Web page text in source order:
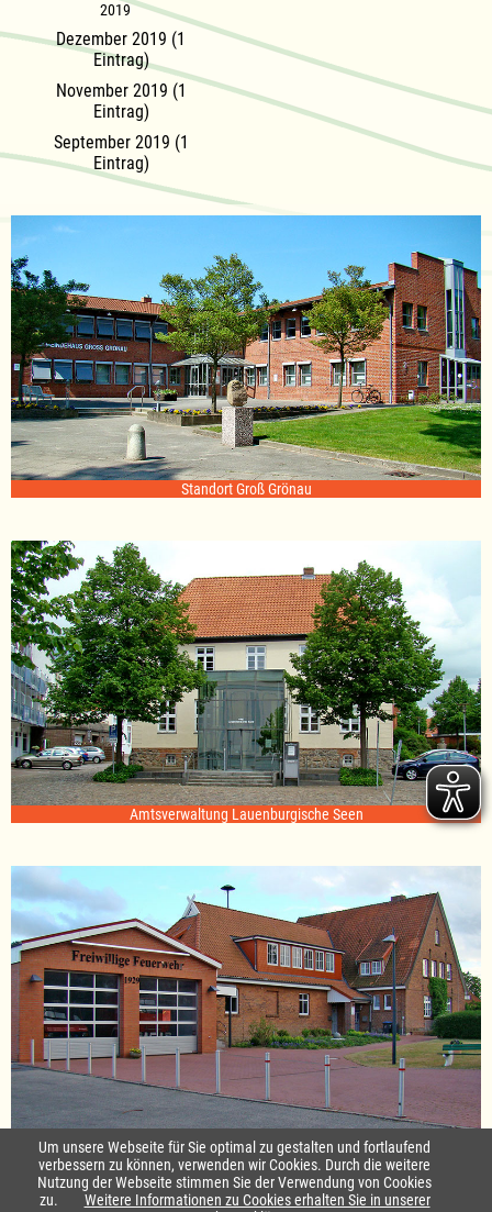
2019
Dezember 2019 (1
Eintrag)
November 2019 (1
Eintrag)
September 2019 (1
Eintrag)
Standort Groß Grönau
Amtsverwaltung Lauenburgische Seen
Standort Sterley
Startseite|Kontakt
Um unsere Webseite für Sie optimal zu gestalten und fortlaufend
verbessern zu können, verwenden wir Cookies. Durch die weitere
Nutzung der Webseite stimmen Sie der Verwendung von Cookies
zu.
Weitere Informationen zu Cookies erhalten Sie in unserer